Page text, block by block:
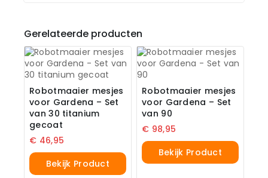
Gerelateerde producten
Robotmaaier mesjes
voor Gardena – Set
van 30 titanium
gecoat
€ 46,95
Bekijk Product
Robotmaaier mesjes
voor Gardena – Set
van 90
€ 98,95
Bekijk Product